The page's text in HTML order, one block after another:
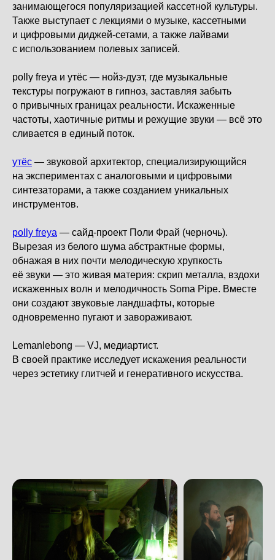
занимающегося популяризацией кассетной культуры.
Также выступает с лекциями о музыке, кассетными
и цифровыми диджей-сетами, а также лайвами
с использованием полевых записей.
polly freya и утёс — нойз-дуэт, где музыкальные
текстуры погружают в гипноз, заставляя забыть
о привычных границах реальности. Искаженные
частоты, хаотичные ритмы и режущие звуки — всё это
сливается в единый поток.
утёс — звуковой архитектор, специализирующийся
на экспериментах с аналоговыми и цифровыми
синтезаторами, а также созданием уникальных
инструментов.
polly freya — сайд-проект Поли Фрай (черночь).
Вырезая из белого шума абстрактные формы,
обнажая в них почти мелодическую хрупкость
её звуки — это живая материя: скрип металла, вздохи
искаженных волн и мелодичность Soma Pipe. Вместе
они создают звуковые ландшафты, которые
одновременно пугают и завораживают.
Lemanlebong — VJ, медиартист.
В своей практике исследует искажения реальности
через эстетику глитчей и генеративного искусства.